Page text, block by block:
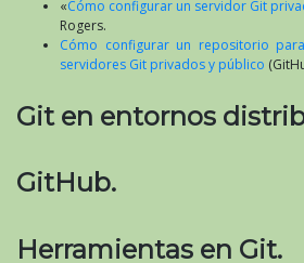
«Cómo configurar un servidor Git
Rogers.
Cómo configurar un repositorio
servidores Git privados y público
Git en entornos
GitHub.
Herramientas en Git.